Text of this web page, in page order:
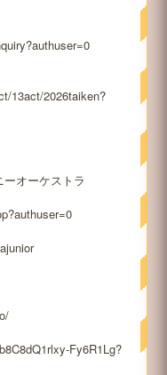
13act/2026taiken?
オーケストラ
Fy6R1Lg?